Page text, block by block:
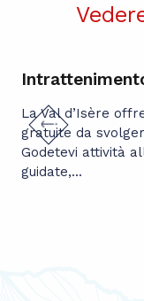
La Val d’Isère
gratuite da
Godetevi attività
guidate,...